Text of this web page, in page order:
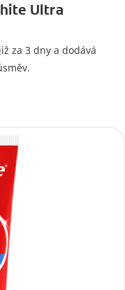
Ultra
za 3 dny a dodává